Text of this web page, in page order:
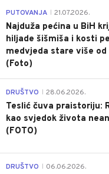
PUTOVANJA 21.07.2026.
Najduža pećina u BiH
hiljade šišmiša i kosti
medvjeda stare više
(Foto)
DRUŠTVO 28.06.2026.
Teslić čuva praistoriju:
kao svjedok života
(FOTO)
DRUŠTVO 06.06.2026.